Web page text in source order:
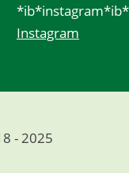
*ib*instagram*ib*
Instagram
- 2025